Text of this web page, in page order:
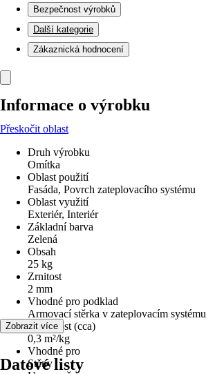
Bezpečnost výrobků
Další kategorie
Zákaznická hodnocení
Informace o výrobku
Přeskočit oblast
Druh výrobku
Omítka
Oblast použití
Fasáda, Povrch zateplovacího systému
Oblast využití
Exteriér, Interiér
Základní barva
Zelená
Obsah
25 kg
Zrnitost
2 mm
Vhodné pro podklad
Armovací stěrka v zateplovacím systému
Vydatnost (cca)
0,3 m²/kg
Vhodné pro
Stěny
Zobrazit více
Datové listy